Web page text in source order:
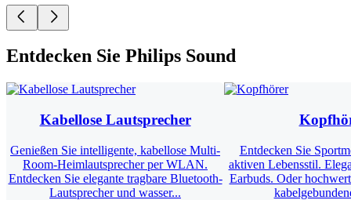
Entdecken Sie Philips Sound
Kabellose Lautsprecher
Genießen Sie intelligente, kabellose Multi-
Room-Heimlautsprecher per WLAN.
Entdecken Sie elegante tragbare Bluetooth-
Lautsprecher und wasser...
Entdecken Sie
aktiven Lebensstil.
Earbuds. Oder